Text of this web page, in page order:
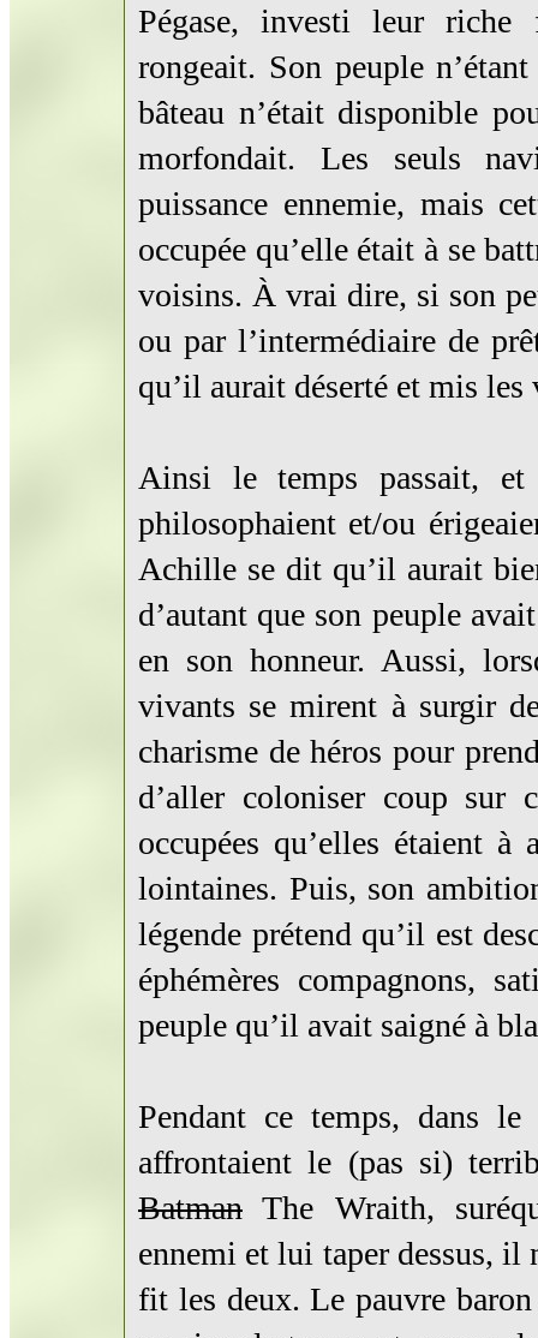
Pégase, investi leur riche
rongeait. Son peuple
bâteau n’était disponible
morfondait. Les seuls
puissance ennemie, mais
occupée qu’elle était à se
voisins. À vrai dire, si son
ou par l’intermédiaire de
qu’il aurait déserté et mis
Ainsi le temps passait,
philosophaient et/ou
Achille se dit qu’il aurait
d’autant que son peuple
en son honneur. Aussi,
vivants se mirent à surgir
charisme de héros pour
d’aller coloniser coup sur
occupées qu’elles étaient
lointaines. Puis, son
légende prétend qu’il est
éphémères compagnons,
peuple qu’il avait saigné à
Pendant ce temps, dans
affrontaient le (pas si)
Batman The Wraith,
ennemi et lui taper dessus, il
fit les deux. Le pauvre